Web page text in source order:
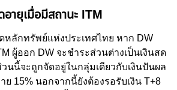
ายุเมื่อมีสถานะ ITM
หลักทรัพย์แห่งประเทศไทย หาก DW
ผู้ออก DW จะชำระส่วนต่างเป็นเงินสด
นนี้จะถูกจัดอยู่ในกลุ่มเดียวกับเงินปันผล
15% นอกจากนี้ยังต้องรอรับเงิน T+8